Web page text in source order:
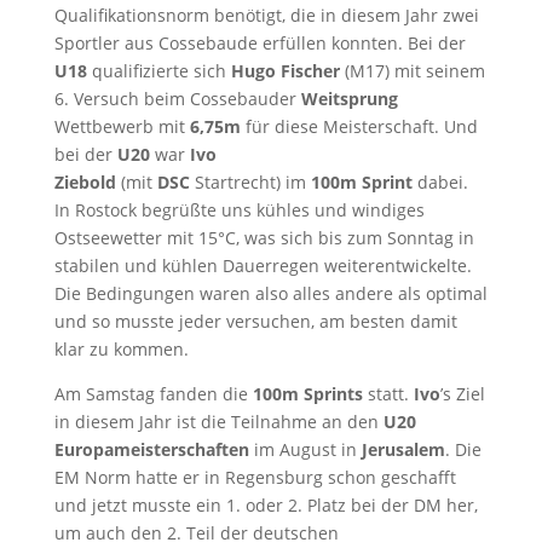
Qualifikationsnorm benötigt, die in diesem Jahr zwei
Sportler aus Cossebaude erfüllen konnten. Bei der
U18qualifizierte sich Hugo Fischer(M17) mit seinem
6. Versuch beim Cossebauder Weitsprung
Wettbewerb mit 6,75m für diese Meisterschaft. Und
bei der U20war Ivo
Ziebold (mit DSC Startrecht) im 100m Sprintdabei.
In Rostock begrüßte uns kühles und windiges
Ostseewetter mit 15°C, was sich bis zum Sonntag in
stabilen und kühlen Dauerregen weiterentwickelte.
Die Bedingungen waren also alles andere als optimal
und so musste jeder versuchen, am besten damit
klar zu kommen.
Am Samstag fanden die 100m Sprintsstatt. Ivo’s Ziel
in diesem Jahr ist die Teilnahme an den U20
Europameisterschaftenim August in Jerusalem. Die
EM Norm hatte er in Regensburg schon geschafft
und jetzt musste ein 1. oder 2. Platz bei der DM her,
um auch den 2. Teil der deutschen